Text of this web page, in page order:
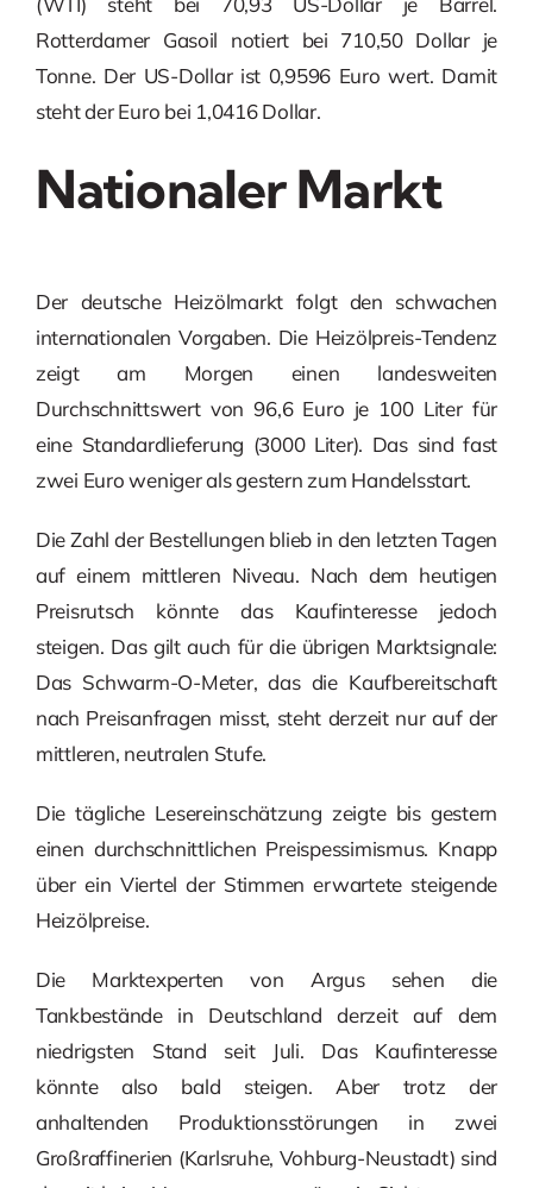
Rotterdamer Gasoil notiert bei 710,50 Dollar je
Tonne. Der US-Dollar ist 0,9596 Euro wert. Damit
steht der Euro bei 1,0416 Dollar.
Nationaler Markt
Der deutsche Heizölmarkt folgt den schwachen
internationalen Vorgaben. Die Heizölpreis-Tendenz
zeigt am Morgen einen landesweiten
Durchschnittswert von 96,6 Euro je 100 Liter für
eine Standardlieferung (3000 Liter). Das sind fast
zwei Euro weniger als gestern zum Handelsstart.
Die Zahl der Bestellungen blieb in den letzten Tagen
auf einem mittleren Niveau. Nach dem heutigen
Preisrutsch könnte das Kaufinteresse jedoch
steigen. Das gilt auch für die übrigen Marktsignale:
Das Schwarm-O-Meter, das die Kaufbereitschaft
nach Preisanfragen misst, steht derzeit nur auf der
mittleren, neutralen Stufe.
Die tägliche Lesereinschätzung zeigte bis gestern
einen durchschnittlichen Preispessimismus. Knapp
über ein Viertel der Stimmen erwartete steigende
Heizölpreise.
Die Marktexperten von Argus sehen die
Tankbestände in Deutschland derzeit auf dem
niedrigsten Stand seit Juli. Das Kaufinteresse
könnte also bald steigen. Aber trotz der
anhaltenden Produktionsstörungen in zwei
Großraffinerien (Karlsruhe, Vohburg-Neustadt) sind